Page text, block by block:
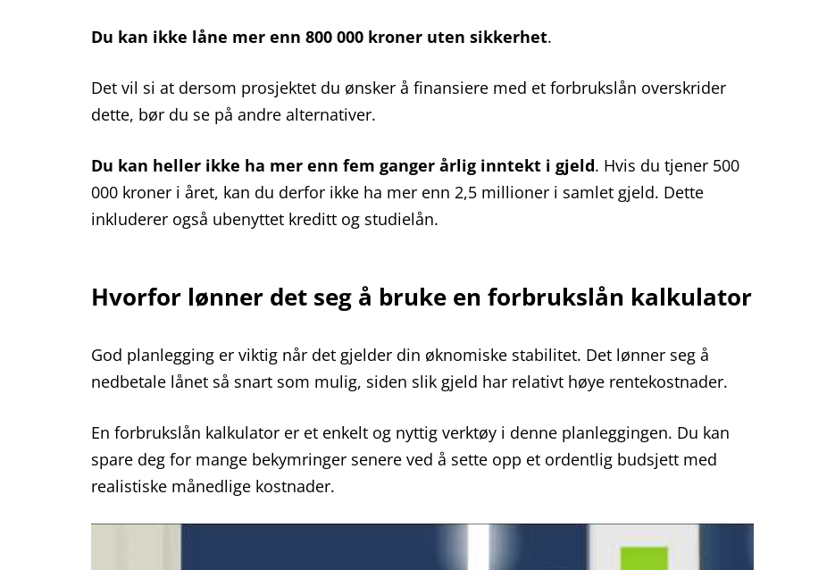
Du kan ikke låne mer enn 800 000 kroner uten sikkerhet.
Det vil si at dersom prosjektet du ønsker å finansiere med et forbrukslån overskrider
dette, bør du se på andre alternativer.
Du kan heller ikke ha mer enn fem ganger årlig inntekt i gjeld. Hvis du tjener 500
000 kroner i året, kan du derfor ikke ha mer enn 2,5 millioner i samlet gjeld. Dette
inkluderer også ubenyttet kreditt og studielån.
Hvorfor lønner det seg å bruke en forbrukslån kalkulator
God planlegging er viktig når det gjelder din øknomiske stabilitet. Det lønner seg å
nedbetale lånet så snart som mulig, siden slik gjeld har relativt høye rentekostnader.
En forbrukslån kalkulator er et enkelt og nyttig verktøy i denne planleggingen. Du kan
spare deg for mange bekymringer senere ved å sette opp et ordentlig budsjett med
realistiske månedlige kostnader.